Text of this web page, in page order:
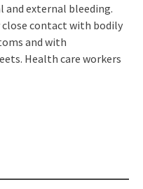
and external bleeding.
close contact with bodily
and with
Health care workers